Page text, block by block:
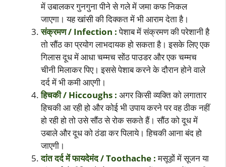
में उबालकर गुनगुना पीने से गले में जमा कफ निकल
जाएगा। यह खांसी की दिक्कत में भी आराम देता है।
संक्रमण / Infection :पेशाब में संक्रमण की परेशानी है
तो सौंठ का प्रयोग लाभदायक हो सकता है। इसके लिए एक
गिलास दूध में आधा चम्मच सोंठ पाउडर और एक चम्मच
चीनी मिलाकर पिए। इससे पेशाब करने के दौरान होने वाले
दर्द में भी कमी आएगी।
हिचकी / Hiccoughs : अगर किसी व्यक्ति को लगातार
हिचकी आ रही हो और कोई भी उपाय करने पर वह ठीक नहीं
हो रही हो तो उसे सौंठ से रोक सकते हैं। सौंठ को दूध में
उबाले और दूध को ठंडा कर पिलाये। हिचकी आना बंद हो
जाएगी।
दांत दर्द में फायदेमंद / Toothache :मसूड़ों में सूजन या